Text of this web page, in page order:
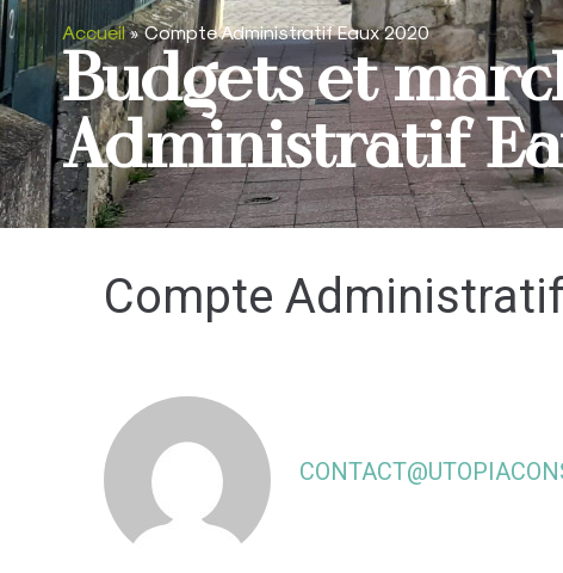
Accueil»Compte Administratif Eaux 2020
Budgets et
Administratif
Compte